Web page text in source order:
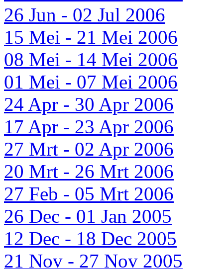
26 Jun - 02 Jul 2006
15 Mei - 21 Mei 2006
08 Mei - 14 Mei 2006
01 Mei - 07 Mei 2006
24 Apr - 30 Apr 2006
17 Apr - 23 Apr 2006
27 Mrt - 02 Apr 2006
20 Mrt - 26 Mrt 2006
27 Feb - 05 Mrt 2006
26 Dec - 01 Jan 2005
12 Dec - 18 Dec 2005
21 Nov - 27 Nov 2005